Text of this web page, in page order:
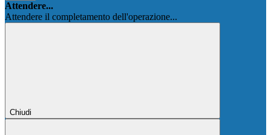
Attendere...
Attendere il completamento dell'operazione...
Chiudi